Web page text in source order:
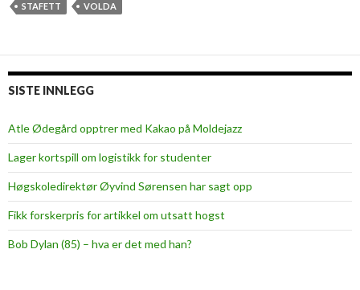
e
r
STAFETT
VOLDA
SISTE INNLEGG
Atle Ødegård opptrer med Kakao på Moldejazz
Lager kortspill om logistikk for studenter
Høgskoledirektør Øyvind Sørensen har sagt opp
Fikk forskerpris for artikkel om utsatt hogst
Bob Dylan (85) – hva er det med han?